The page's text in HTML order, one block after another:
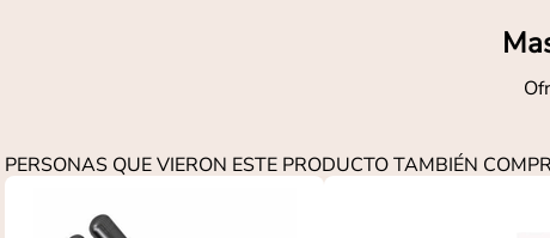
PERSONAS QUE VIERON ESTE PRODUCTO TAMBIÉN